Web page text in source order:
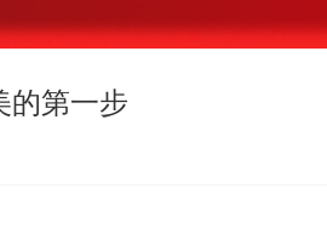
的第一步